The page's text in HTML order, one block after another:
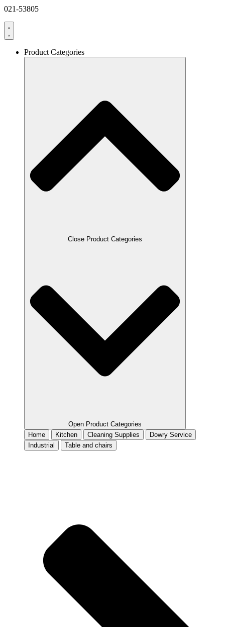
021-53805
Product Categories
Close Product Categories
Open Product Categories
Home
Kitchen Cleaning Supplies
Dowry Service
Industrial
Table and chairs